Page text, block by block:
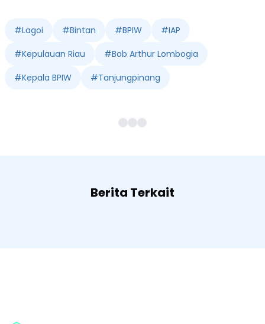
#Lagoi #Bintan #BPIW #IAP
#Kepulauan Riau #Bob Arthur Lombogia
#Kepala BPIW #Tanjungpinang
Berita Terkait